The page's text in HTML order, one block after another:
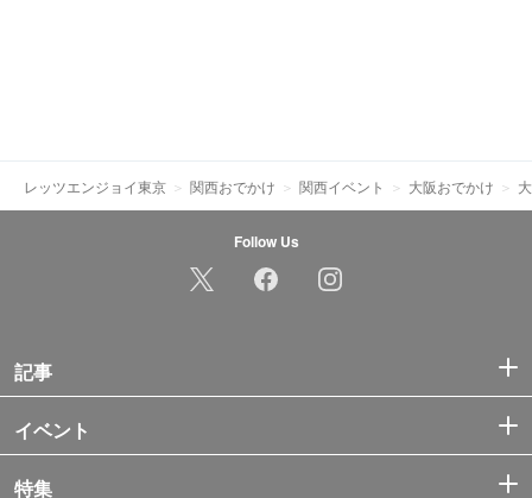
レッツエンジョイ東京 関西おでかけ 関西イベント 大阪おでかけ
Follow Us
記事
イベント
特集